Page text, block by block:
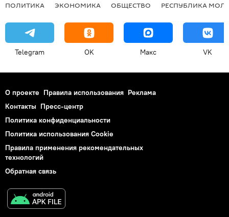
ПОЛИТИКА ЭКОНОМИКА ОБЩЕСТВО РЕСПУБЛИКА
Telegram OK Макс VK
О проекте Правила использования Реклама
Контакты Пресс-центр
Политика конфиденциальности
Политика использования Cookie
Правила применения рекомендательных
технологий
Обратная связь